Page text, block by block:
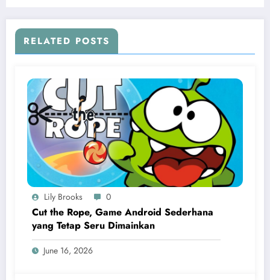
RELATED POSTS
Lily Brooks 0
Cut the Rope, Game Android Sederhana
yang Tetap Seru Dimainkan
June 16, 2026